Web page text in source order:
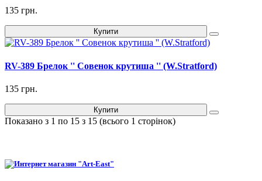
135 грн.
Купити
RV-389 Брелок '' Совенок крутиша '' (W.Stratford)
135 грн.
Купити
Показано з 1 по 15 з 15 (всього 1 сторінок)